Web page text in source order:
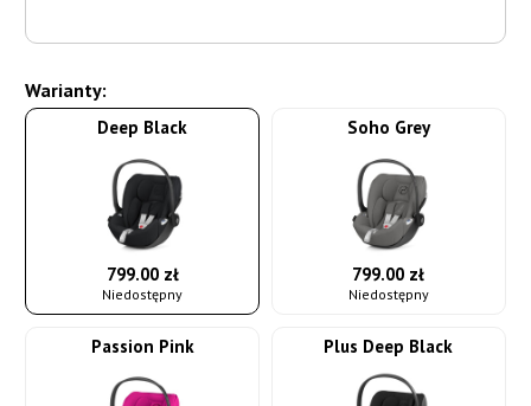
Warianty:
Deep Black
799.00 zł
Niedostępny
Soho Grey
799.00 zł
Niedostępny
Passion Pink Plus Deep Black